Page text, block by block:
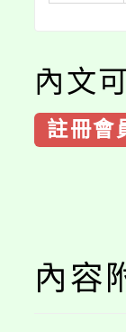
內文
註冊會
內容